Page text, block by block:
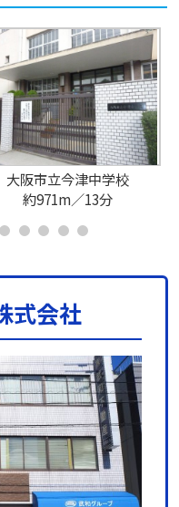
大阪市立今津中学校
約971m／13分
式会社